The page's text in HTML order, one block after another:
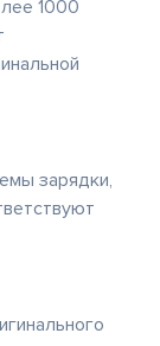
1000
зарядки,